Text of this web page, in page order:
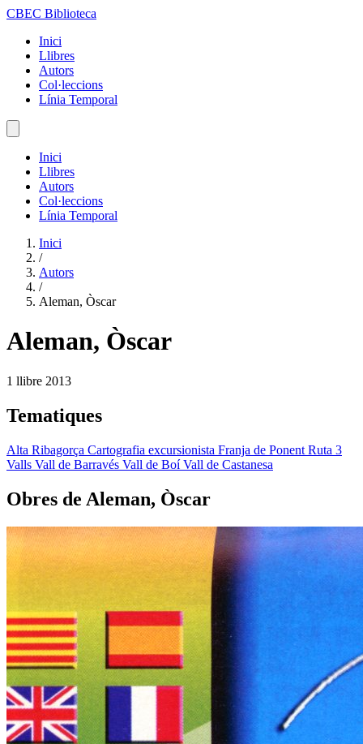
CBEC Biblioteca
Inici
Llibres
Autors
Col·leccions
Línia Temporal
Inici
Llibres
Autors
Col·leccions
Línia Temporal
Inici
/
Autors
/
Aleman, Òscar
Aleman, Òscar
1 llibre 2013
Tematiques
Alta Ribagorça Cartografia excursionista Franja de Ponent Ruta 3
Valls Vall de Barravés Vall de BoíVall de Castanesa
Obres de Aleman, Òscar